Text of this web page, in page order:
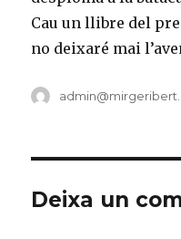
Cau un llibre del
no deixaré mai
Autor
Deixa un